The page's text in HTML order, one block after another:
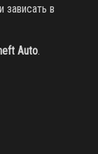
в
Auto.